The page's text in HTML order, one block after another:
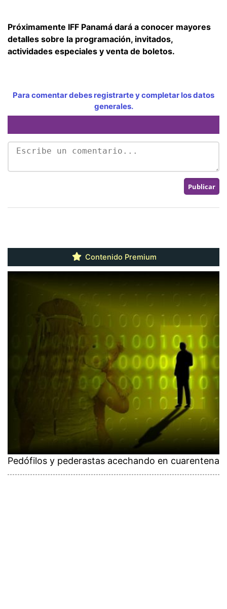
Próximamente IFF Panamá dará a conocer mayores
detalles sobre la programación, invitados,
actividades especiales y venta de boletos.
Para comentar debes registrarte y completar los datos
generales.
Contenido Premium
Pedófilos y pederastas acechando en cuarentena